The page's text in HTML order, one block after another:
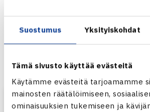
Suostumus Yksityiskohdat
Tämä sivusto käyttää evästeitä
Käytämme evästeitä tarjoamamme
mainosten räätälöimiseen,
ominaisuuksien tukemiseen ja
”Olosuhteet ovat melko nopeat, mutta
pelisuunnitelmaa.”